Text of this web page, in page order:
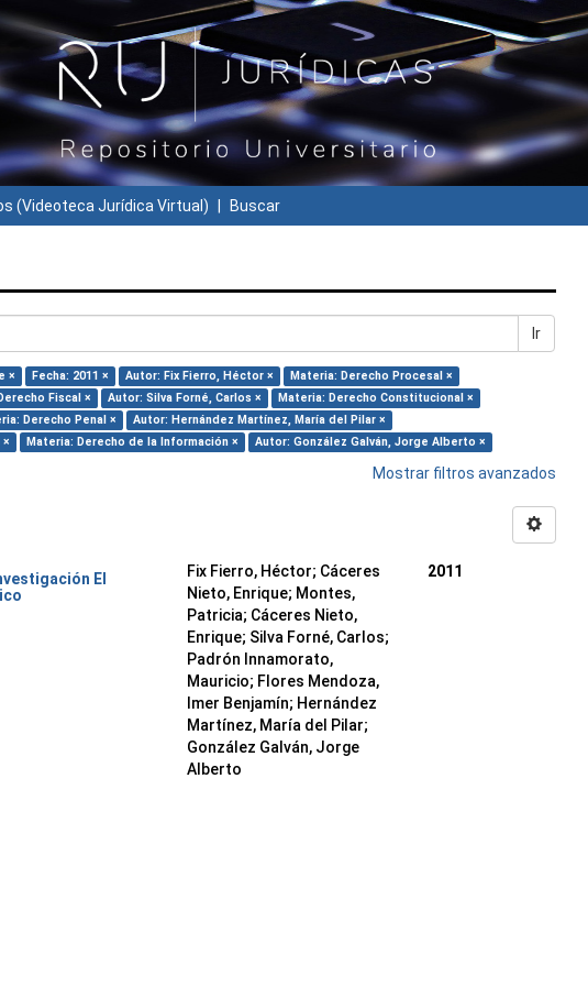
(Videoteca Jurídica Virtual) Buscar
Ir
× Fecha: 2011 × Autor: Fix Fierro, Héctor ×
Materia: Derecho Procesal ×
Fiscal × Autor: Silva Forné, Carlos ×
Materia: Derecho Constitucional ×
Derecho Penal ×
Autor: Hernández Martínez, María del Pilar ×
Materia: Derecho de la Información × Autor: González Galván, Jorge Alberto ×
Mostrar filtros avanzados
El
Fix Fierro, Héctor; Cáceres
Nieto, Enrique; Montes,
Patricia; Cáceres Nieto,
Enrique; Silva Forné, Carlos;
Padrón Innamorato,
Mauricio; Flores Mendoza,
Imer Benjamín; Hernández
Martínez, María del Pilar;
González Galván, Jorge
Alberto
2011